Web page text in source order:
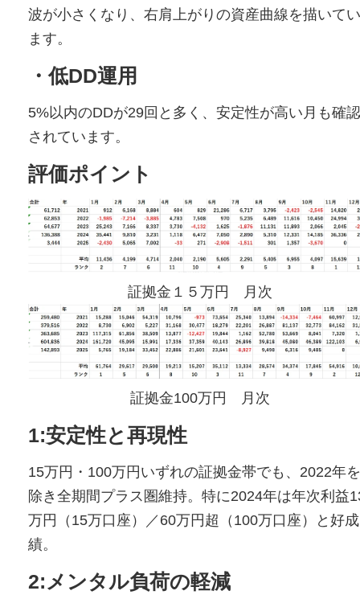
波が小さくなり、右肩上がりの資産曲線を描いてい
ます。
・低DD運用
5%以内のDDが29回と多く、安定性が高い月も確認
されています。
評価ポイント
証拠金１５万円 月次
証拠金100万円 月次
1:安定性と再現性
15万円・100万円いずれの証拠金帯でも、2022年を
除き全期間プラス圏維持。特に2024年は年次利益
万円（15万口座）／60万円超（100万口座）と好成
績。
2:メンタル負荷の軽減